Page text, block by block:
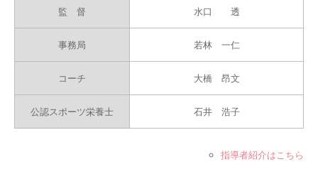
監 督 水口 透
事務局 若林 一仁
コーチ 大橋 昂文
公認スポーツ栄養士 石井 浩子
指導者紹介はこちら